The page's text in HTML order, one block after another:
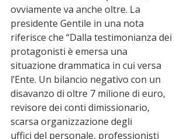
ovviamente va anche oltre. La
presidente Gentile in una nota
riferisce che “Dalla testimonianza dei
protagonisti è emersa una
situazione drammatica in cui versa
l’Ente. Un bilancio negativo con un
disavanzo di oltre 7 milione di euro,
revisore dei conti dimissionario,
scarsa organizzazione degli
uffici del personale, professionisti